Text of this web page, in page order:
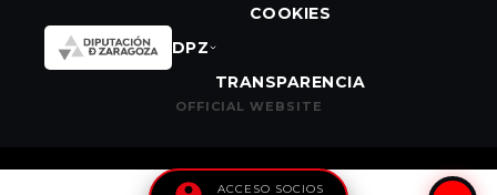
ACCESO SOCIOS
COOKIES
DPZ
TRANSPARENCIA
OFFICIAL WEBSITE